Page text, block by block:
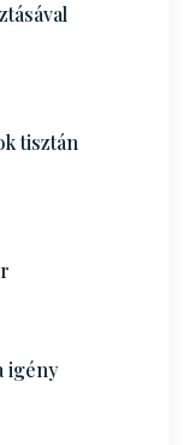
tisztán
igény